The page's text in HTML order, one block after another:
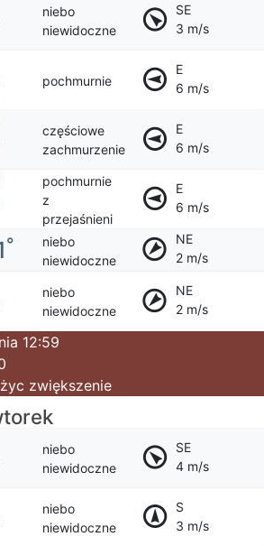
niebo
niewidoczne
SE
3 m/s
pochmurnie
E
6 m/s
częściowe
zachmurzenie
E
6 m/s
pochmurnie
z
przejaśnieni
E
6 m/s
°
niebo
niewidoczne
NE
2 m/s
niebo
niewidoczne
NE
2 m/s
12:59
zwiększenie
niebo
niewidoczne
SE
4 m/s
niebo
niewidoczne
S
3 m/s